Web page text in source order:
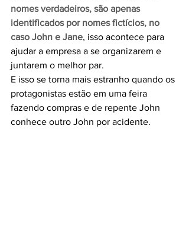
nomes verdadeiros, são apenas
identificados por nomes fictícios, no
caso John e Jane, isso acontece para
ajudar a empresa a se organizarem e
juntarem o melhor par.
E isso se torna mais estranho quando os
protagonistas estão em uma feira
fazendo compras e de repente John
conhece outro John por acidente.